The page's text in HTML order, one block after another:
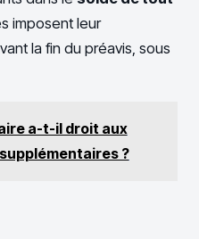
imposent leur
la fin du préavis, sous
a-t-il droit aux
?